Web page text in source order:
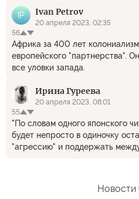
IP Ivan Petrov
20 апреля 2023, 02:35
56
Африка за 400 лет
европейского "партнерства".
все уловки запада.
Ирина Гуреева
20 апреля 2023, 08:01
55
"По словам одного японского
будет непросто в одиночку
"агрессию" и поддержать
одну единицу))))))))))))))))))))